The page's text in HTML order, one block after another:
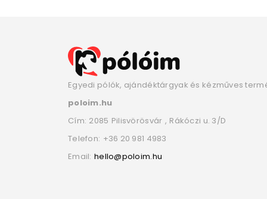
Egyedi pólók, ajándéktárgyak és kézműves
poloim.hu
Cím: 2085 Pilisvörösvár , Rákóczi u. 3/D
Telefon: +36 20 981 4983
Email: hello@poloim.hu